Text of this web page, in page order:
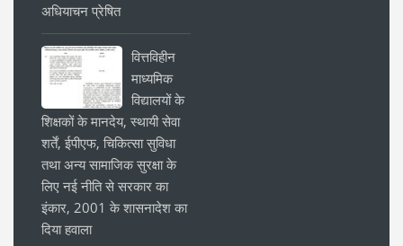
अधियाचन प्रेषित
वित्तविहीन
माध्यमिक
विद्यालयों के
शिक्षकों के मानदेय, स्थायी सेवा
शर्तें, ईपीएफ, चिकित्सा सुविधा
तथा अन्य सामाजिक सुरक्षा के
लिए नई नीति से सरकार का
इंकार, 2001 के शासनादेश का
दिया हवाला